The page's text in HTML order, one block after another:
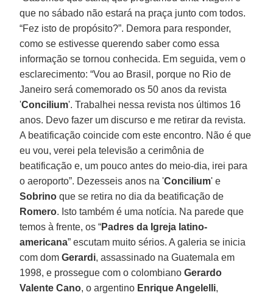
que no sábado não estará na praça junto com todos.
“Fez isto de propósito?”. Demora para responder,
como se estivesse querendo saber como essa
informação se tornou conhecida. Em seguida, vem o
esclarecimento: “Vou ao Brasil, porque no Rio de
Janeiro será comemorado os 50 anos da revista
'Concilium'. Trabalhei nessa revista nos últimos 16
anos. Devo fazer um discurso e me retirar da revista.
A beatificação coincide com este encontro. Não é que
eu vou, verei pela televisão a cerimônia de
beatificação e, um pouco antes do meio-dia, irei para
o aeroporto”. Dezesseis anos na 'Concilium' e
Sobrino que se retira no dia da beatificação de
Romero. Isto também é uma notícia. Na parede que
temos à frente, os “Padres da Igreja latino-
americana” escutam muito sérios. A galeria se inicia
com domGerardi, assassinado na Guatemala em
1998, e prossegue com o colombianoGerardo
Valente Cano, o argentino Enrique Angelelli,